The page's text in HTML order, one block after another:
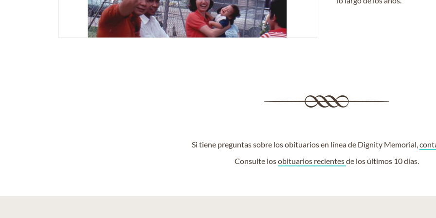
Si tiene preguntas sobre los obituarios en línea de Dignity Memorial,
Consulte losobituarios recientesde los últimos 10 días.